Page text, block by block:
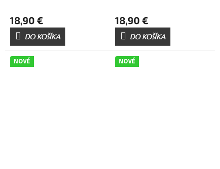
18,90 €
DO KOŠÍKA
18,90 €
DO KOŠÍKA
NOVÉ NOVÉ